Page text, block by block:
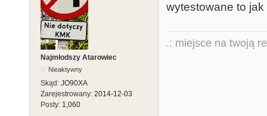
Najmłodszy Atarowiec
Nieaktywny
Skąd: JO90XA
Zarejestrowany: 2014-12-03
Posty: 1,060
wytestowane to
.: miejsce na twoją